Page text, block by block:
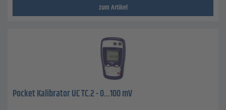
zum Artikel
Pocket Kalibrator UC TC.2 - 0...100 mV